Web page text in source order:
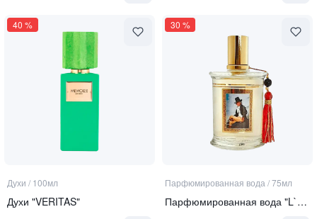
40 %
Духи / 100мл
Духи "VERITAS"
30 %
Парфюмированная вода/75мл
Парфюмированная вода "L`ELEGANT"